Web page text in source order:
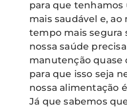
para que tenhamos
mais saudável e, ao
tempo mais segura
nossa saúde
manutenção quase
para que isso seja
nossa alimentação
Já que sabemos